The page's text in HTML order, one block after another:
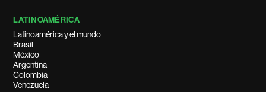
LATINOAMÉRICA
Latinoamérica y el mundo
Brasil
México
Argentina
Colombia
Venezuela